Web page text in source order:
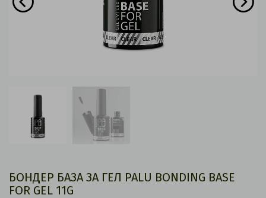
БОНДЕР БАЗА ЗА ГЕЛ PALU BONDING BASE
FOR GEL 11G